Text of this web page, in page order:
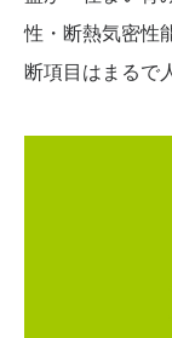
性・断熱気密性
断項目はまるで